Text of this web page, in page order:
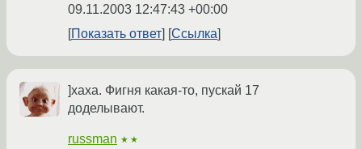
09.11.2003 12:47:43 +00:00
Показать ответ
Ссылка
]хаха. Фигня какая-то, пускай 17
доделывают.
russman ★★